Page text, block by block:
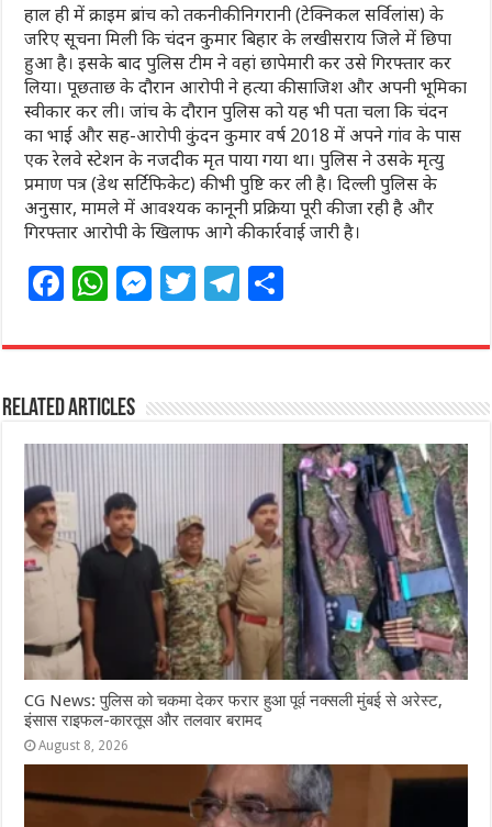
हाल ही में क्राइम ब्रांच को तकनीकी निगरानी (टेक्निकल सर्विलांस) के
जरिए सूचना मिली कि चंदन कुमार बिहार के लखीसराय जिले में छिपा
हुआ है। इसके बाद पुलिस टीम ने वहां छापेमारी कर उसे गिरफ्तार कर
लिया। पूछताछ के दौरान आरोपी ने हत्या की साजिश और अपनी भूमिका
स्वीकार कर ली। जांच के दौरान पुलिस को यह भी पता चला कि चंदन
का भाई और सह-आरोपी कुंदन कुमार वर्ष 2018 में अपने गांव के पास
एक रेलवे स्टेशन के नजदीक मृत पाया गया था। पुलिस ने उसके मृत्यु
प्रमाण पत्र (डेथ सर्टिफिकेट) की भी पुष्टि कर ली है। दिल्ली पुलिस के
अनुसार, मामले में आवश्यक कानूनी प्रक्रिया पूरी की जा रही है और
गिरफ्तार आरोपी के खिलाफ आगे की कार्रवाई जारी है।
F
c
e
b
o
o
k
W
at
s
A
p
p
M
ss
n
g
e
r
T
itt
r
T
e
ra
m
ar
Related Articles
CG News: पुलिस को चकमा देकर फरार हुआ पूर्व नक्सली मुंबई से अरेस्ट,
इंसास राइफल-कारतूस और तलवार बरामद
August 8, 2026